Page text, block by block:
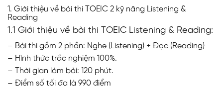
1. Giới thiệu về bài thi TOEIC 2 kỹ năng Listening &
Reading
1.1 Giới thiệu về bài thi TOEIC Listening & Reading:
– Bài thi gồm 2 phần: Nghe (Listening) + Đọc (Reading)
– Hình thức trắc nghiệm 100%.
– Thời gian làm bài: 120 phút.
– Điểm số tối đa là 990 điểm